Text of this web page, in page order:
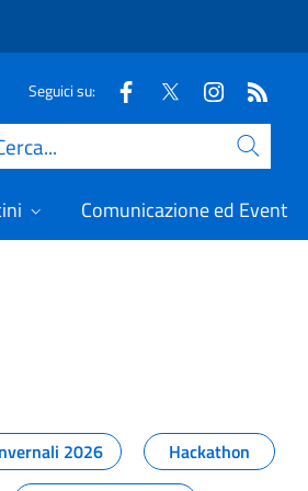
Seguici su:
Comunicazione ed Eventi
2026
Hackathon